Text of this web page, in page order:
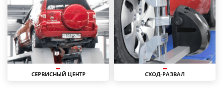
СЕРВИСНЫЙ ЦЕНТР СХОД-РАЗВАЛ